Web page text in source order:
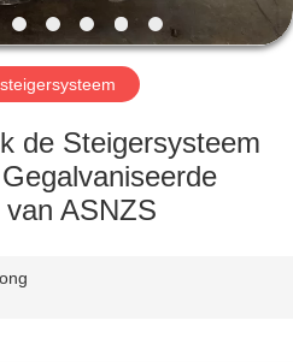
de Steigersysteem
van ASNZS